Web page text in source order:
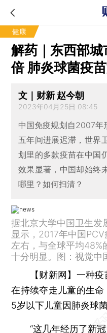
健康
解药｜东西部
倍 肺炎球菌疫
文｜财新 赵今朝
2023年04月25日 08:45
中国免疫规划自2007年
五年间进展迟滞，世界
划里的多款疫苗在中国
效果显著，中国却始终
哪里？如何扫清？
据北京大学中国卫生发
显示，2017年中国
左右，与全球平均48%
十分明显。图：视觉中
【财新网】 一种疫
在持续夺走儿童的生
5岁以下儿童因肺炎球
“这几年经历了新冠